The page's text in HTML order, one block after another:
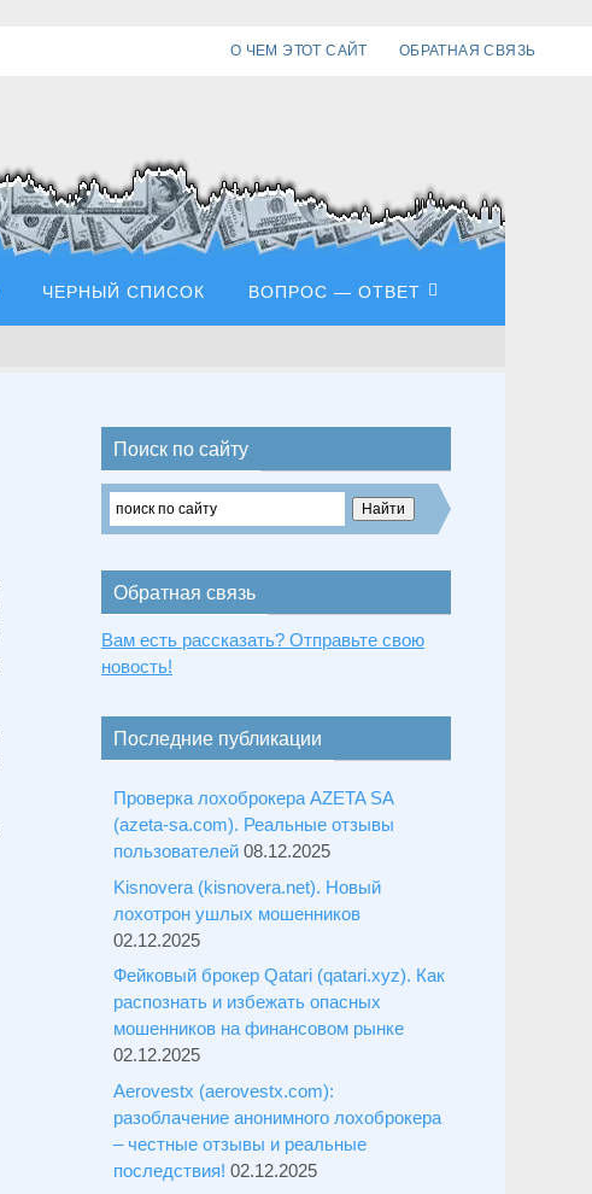
О ЧЕМ ЭТОТ САЙТ ОБРАТНАЯ СВЯЗЬ
ЧЕРНЫЙ СПИСОК ВОПРОС — ОТВЕТ
Поиск по сайту
Обратная связь
Вам есть рассказать? Отправьте свою
новость!
Последние публикации
Проверка лохоброкера AZETA SA
(azeta-sa.com). Реальные отзывы
пользователей 08.12.2025
Kisnovera (kisnovera.net). Новый
лохотрон ушлых мошенников
02.12.2025
Фейковый брокер Qatari (qatari.xyz). Как
распознать и избежать опасных
мошенников на финансовом рынке
02.12.2025
Aerovestx (aerovestx.com):
разоблачение анонимного лохоброкера
– честные отзывы и реальные
последствия! 02.12.2025